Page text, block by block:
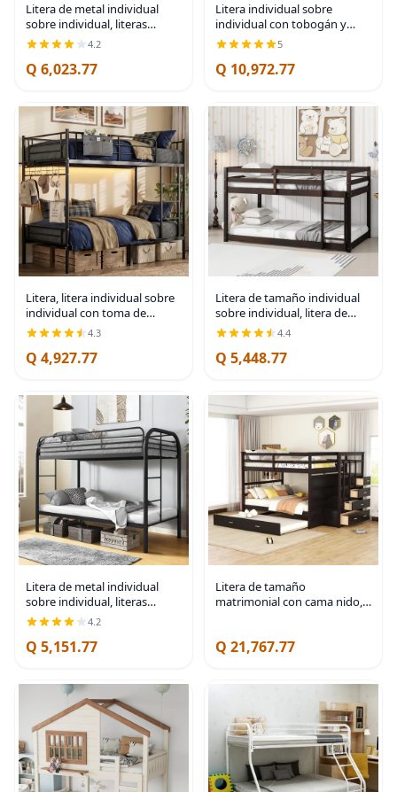
Litera de metal individual
sobre individual, literas
modernas con escalera y
barandilla de longitud
completa, litera resistente
4.2
Q 6,023.77
Litera individual sobre
individual con tobogán y
escalera, litera para familia,
niños, adolescentes, no
necesita somier
5
Q 10,972.77
Litera, litera individual sobre
individual con toma de
corriente y luces LED, color
negro | Heavy-Duty Safety
Metal Rails Ladder,Space-
4.3
Q 4,927.77
Litera de tamaño individual
sobre individual, litera de
piso con escalera, barandillas
de seguridad, literas de
madera para camas
4.4
Q 5,448.77
Litera de metal individual
sobre individual, literas
resistentes con 2 escaleras y
barandilla de longitud
completa de 11.8 pulgadas,
4.2
Q 5,151.77
Litera de tamaño
matrimonial con cama nido,
escalera de almacenamiento,
Q 21,767.77